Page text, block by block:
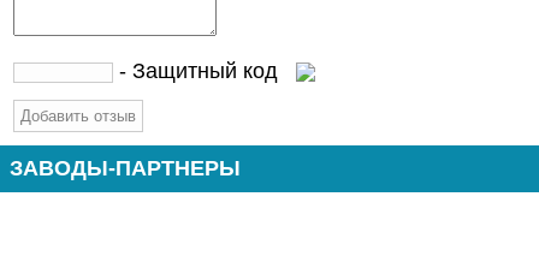
- Защитный код
ЗАВОДЫ-ПАРТНЕРЫ